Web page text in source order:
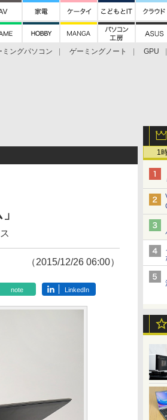
ミングパソコン ゲーミングノート
GPU
1
（2015/12/26 06:00）
note LinkedIn